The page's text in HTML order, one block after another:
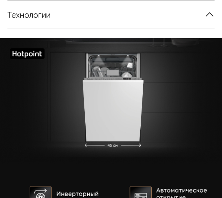
Технологии